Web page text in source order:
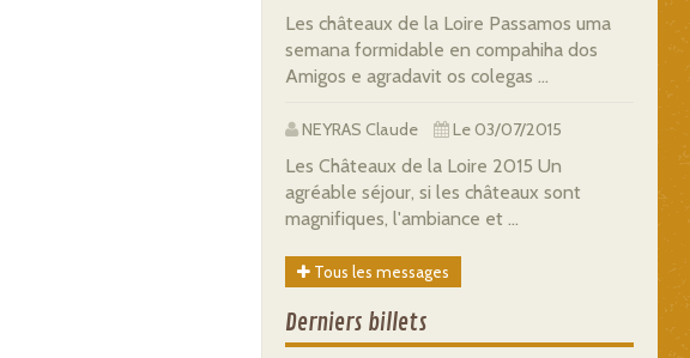
Les châteaux de la Loire Passamos uma
semana formidable en compahiha dos
Amigos e agradavit os colegas ...
NEYRAS Claude Le 03/07/2015
Les Châteaux de la Loire 2015 Un
agréable séjour, si les châteaux sont
magnifiques, l'ambiance et ...
Tous les messages
Derniers billets